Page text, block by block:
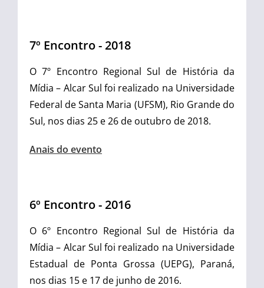
7º Encontro - 2018
O 7º Encontro Regional Sul de História da
Mídia – Alcar Sul foi realizado na Universidade
Federal de Santa Maria (UFSM), Rio Grande do
Sul, nos dias 25 e 26 de outubro de 2018.
Anais do evento
6º Encontro - 2016
O 6º Encontro Regional Sul de História da
Mídia – Alcar Sul foi realizado na Universidade
Estadual de Ponta Grossa (UEPG), Paraná,
nos dias 15 e 17 de junho de 2016.